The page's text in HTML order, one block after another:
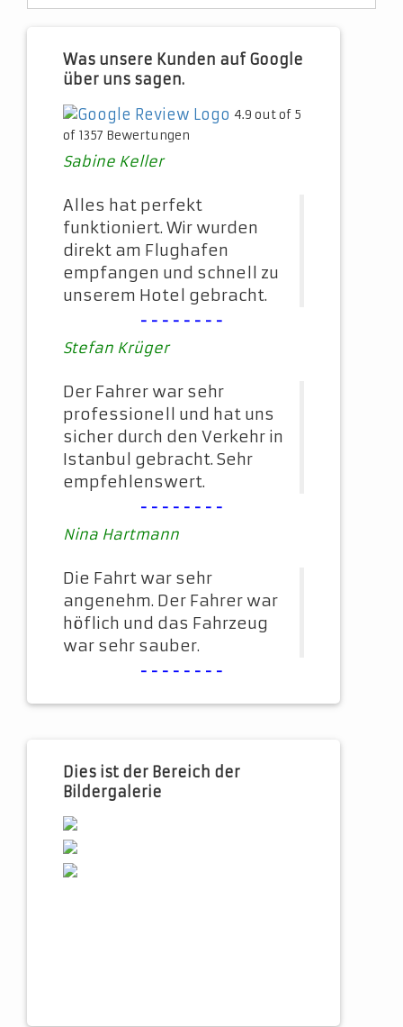
Was unsere Kunden auf Google
über uns sagen.
4.9 out of 5
of 1357 Bewertungen
Sabine Keller
Alles hat perfekt
funktioniert. Wir wurden
direkt am Flughafen
empfangen und schnell zu
unserem Hotel gebracht.
--------
Stefan Krüger
Der Fahrer war sehr
professionell und hat uns
sicher durch den Verkehr in
Istanbul gebracht. Sehr
empfehlenswert.
--------
Nina Hartmann
Die Fahrt war sehr
angenehm. Der Fahrer war
höflich und das Fahrzeug
war sehr sauber.
--------
Dies ist der Bereich der
Bildergalerie